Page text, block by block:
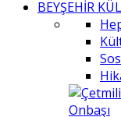
BEYŞEHİR